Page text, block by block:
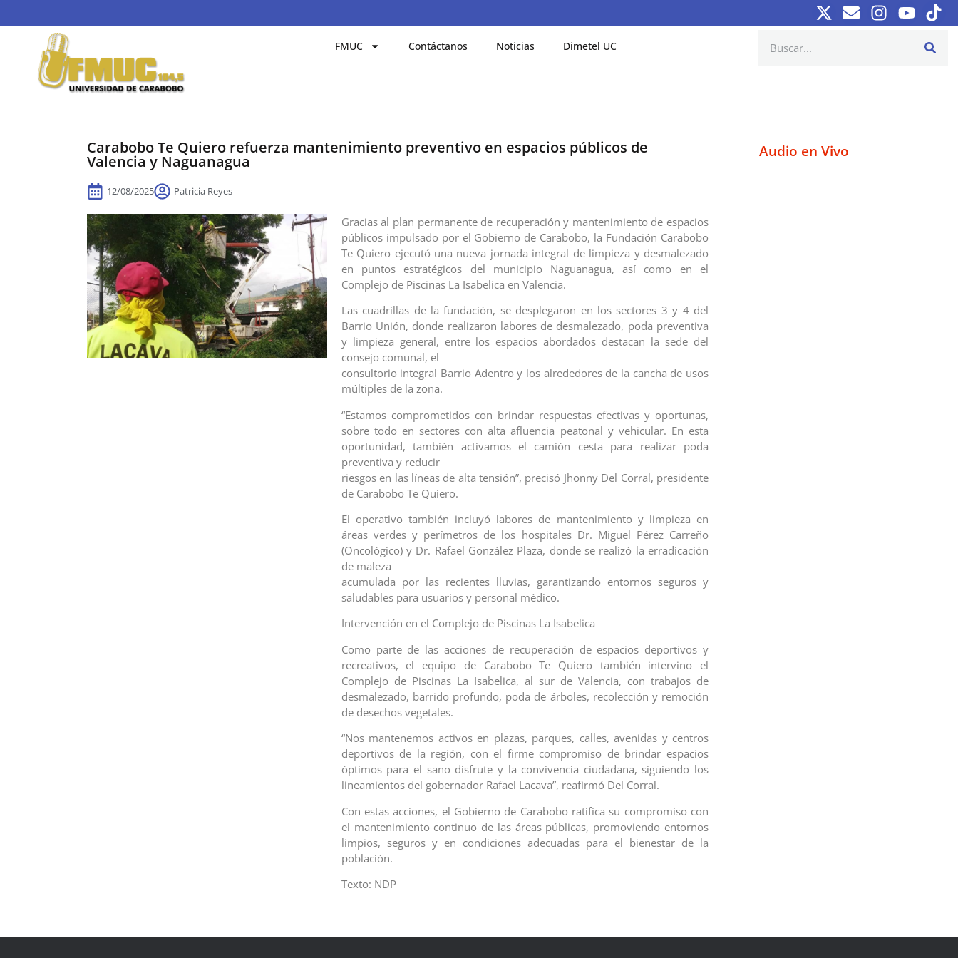
FMUC Contáctanos Noticias Dimetel UC
Carabobo Te Quiero refuerza mantenimiento preventivo en espacios públicos de
Valencia y Naguanagua
12/08/2025 Patricia Reyes
Gracias al plan permanente de recuperación y mantenimiento de espacios
públicos impulsado por el Gobierno de Carabobo, la Fundación Carabobo
Te Quiero ejecutó una nueva jornada integral de limpieza y desmalezado
en puntos estratégicos del municipio Naguanagua, así como en el
Complejo de Piscinas La Isabelica en Valencia.
Las cuadrillas de la fundación, se desplegaron en los sectores 3 y 4 del
Barrio Unión, donde realizaron labores de desmalezado, poda preventiva
y limpieza general, entre los espacios abordados destacan la sede del
consejo comunal, el
consultorio integral Barrio Adentro y los alrededores de la cancha de usos
múltiples de la zona.
“Estamos comprometidos con brindar respuestas efectivas y oportunas,
sobre todo en sectores con alta afluencia peatonal y vehicular. En esta
oportunidad, también activamos el camión cesta para realizar poda
preventiva y reducir
riesgos en las líneas de alta tensión”, precisó Jhonny Del Corral, presidente
de Carabobo Te Quiero.
El operativo también incluyó labores de mantenimiento y limpieza en
áreas verdes y perímetros de los hospitales Dr. Miguel Pérez Carreño
(Oncológico) y Dr. Rafael González Plaza, donde se realizó la erradicación
de maleza
acumulada por las recientes lluvias, garantizando entornos seguros y
saludables para usuarios y personal médico.
Intervención en el Complejo de Piscinas La Isabelica
Como parte de las acciones de recuperación de espacios deportivos y
recreativos, el equipo de Carabobo Te Quiero también intervino el
Complejo de Piscinas La Isabelica, al sur de Valencia, con trabajos de
desmalezado, barrido profundo, poda de árboles, recolección y remoción
de desechos vegetales.
“Nos mantenemos activos en plazas, parques, calles, avenidas y centros
deportivos de la región, con el firme compromiso de brindar espacios
óptimos para el sano disfrute y la convivencia ciudadana, siguiendo los
lineamientos del gobernador Rafael Lacava”, reafirmó Del Corral.
Con estas acciones, el Gobierno de Carabobo ratifica su compromiso con
el mantenimiento continuo de las áreas públicas, promoviendo entornos
limpios, seguros y en condiciones adecuadas para el bienestar de la
población.
Texto: NDP
Audio en Vivo